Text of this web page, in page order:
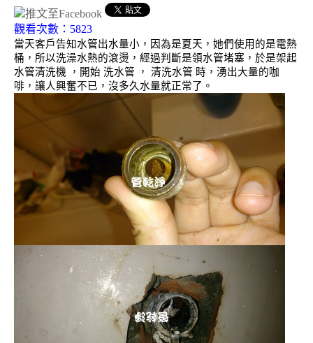
觀看次數：5823
當天客戶告知水管出水量小，因為是夏天，她們使用的是電熱
桶，所以洗澡水熱的滾燙，經過判斷是領水管堵塞，於是架起
水管清洗機 ，開始 洗水管 ， 清洗水管 時，湧出大量的咖
啡，讓人興奮不已，沒多久水量就正常了。